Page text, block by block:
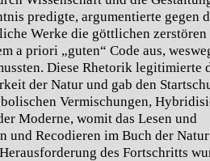
predigte, argumentierte gegen
Werke die göttlichen zerstören
a priori „guten“ Code aus,
Diese Rhetorik legitimierte
der Natur und gab den
Vermischungen,
Moderne, womit das Lesen und
und Recodieren im Buch der
des Fortschritts